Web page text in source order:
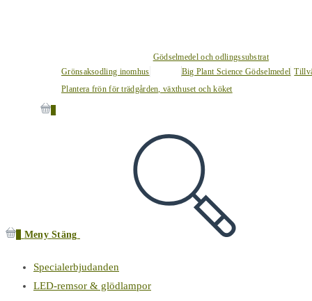
Grönsaksodling inomhus
Gödselmedel och odlingssubstrat
Big Plant Science Gödselmedel
Plantera frön för trädgården, växthuset och köket
Meny Stäng
Specialerbjudanden
LED-remsor & glödlampor